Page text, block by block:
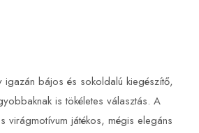
igazán bájos és sokoldalú kiegészítő,
is tökéletes választás. A
virágmotívum játékos, mégis elegáns